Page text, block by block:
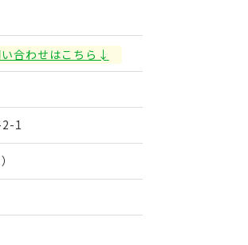
い合わせはこちら↓
2-1